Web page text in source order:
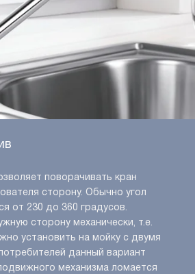
поворачивать кран
сторону. Обычно угол
от 230 до 360 градусов.
сторону механически, т.е.
установить на мойку с двумя
данный вариант
механизма ломается